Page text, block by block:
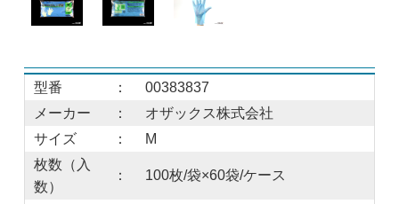
型番 ：
00383837
メーカー
：
オザックス株式会社
サイズ
：
M
枚数（入
数）
： 100枚/袋×60袋/ケース